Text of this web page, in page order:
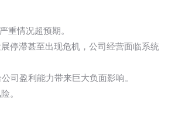
重情况超预期。
停滞甚至出现危机，公司经营面临系统
司盈利能力带来巨大负面影响。
。